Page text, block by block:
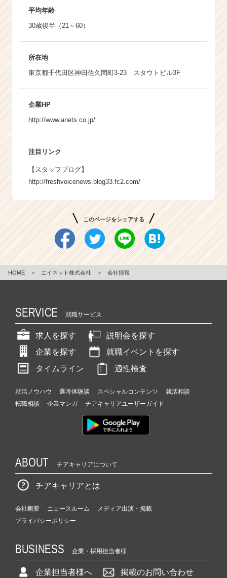
平均年齢
30歳後半（21～60）
所在地
東京都千代田区神田佐久間町3-23 スタウトビル3F
企業HP
http://www.anets.co.jp/
注目リンク
【スタッフブログ】
http://freshvoicenews.blog33.fc2.com/
このページをシェアする
HOME ＞ エイネット株式会社 ＞ 会社情報
SERVICE 就職サービス
求人を探す
説明会を探す
企業を探す
就職イベントを探す
タイムライン
適性検査
就活ノウハウ 選考体験談 スペシャルコンテンツ
就活相談
転職相談
企業マンガ チアキャリアユーザーガイド
ABOUT チアキャリアについて
チアキャリアとは
会社概要 ニュースルーム
メディア出演・掲載
プライバシーポリシー
BUSINESS 企業・採用担当者様
企業担当者様へ 掲載のお問い合わせ